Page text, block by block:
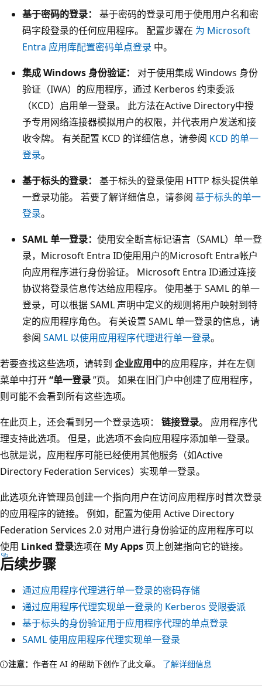
基于密码的登录：
基于密码的登录可用于使用用户名和密
码字段登录的任何应用程序。 配置步骤在 为 Microsoft
Entra 应用库配置密码单点登录 中。
集成 Windows 身份验证：
对于使用集成 Windows 身份
验证（IWA）的应用程序，通过 Kerberos 约束委派
（KCD）启用单一登录。 此方法在Active Directory中授
予专用网络连接器模拟用户的权限，并代表用户发送和接
收令牌。 有关配置 KCD 的详细信息，请参阅 KCD 的单一
登录。
基于标头的登录：
基于标头的登录使用 HTTP 标头提供单
一登录功能。 若要了解详细信息，请参阅 基于标头的单一
登录。
SAML 单一登录： 使用安全断言标记语言（SAML）单一登
录，Microsoft Entra ID使用用户的Microsoft Entra帐户
向应用程序进行身份验证。 Microsoft Entra ID通过连接
协议将登录信息传达给应用程序。 使用基于 SAML 的单一
登录，可以根据 SAML 声明中定义的规则将用户映射到特
定的应用程序角色。 有关设置 SAML 单一登录的信息，请
参阅 SAML 以使用应用程序代理进行单一登录。
若要查找这些选项，请转到 企业应用中的应用程序，并在左侧
菜单中打开“单一登录”页。 如果在旧门户中创建了应用程序，
则可能不会看到所有这些选项。
在此页上，还会看到另一个登录选项： 链接登录。 应用程序代
理支持此选项。 但是，此选项不会向应用程序添加单一登录。
也就是说，应用程序可能已经使用其他服务（如Active
Directory Federation Services）实现单一登录。
此选项允许管理员创建一个指向用户在访问应用程序时首次登录
的应用程序的链接。 例如，配置为使用 Active Directory
Federation Services 2.0 对用户进行身份验证的应用程序可以
使用 Linked 登录选项在 My Apps 页上创建指向它的链接。
后续步骤
通过应用程序代理进行单一登录的密码存储
通过应用程序代理实现单一登录的 Kerberos 受限委派
基于标头的身份验证用于应用程序代理的单点登录
SAML 使用应用程序代理实现单一登录
注意： 作者在 AI 的帮助下创作了此文章。 了解详细信息